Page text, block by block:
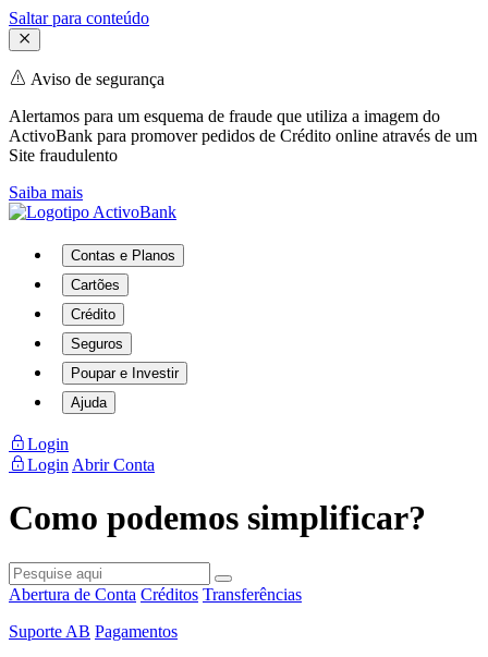
Saltar para conteúdo
Aviso de segurança
Alertamos para um esquema de fraude que utiliza a imagem do
ActivoBank para promover pedidos de Crédito online através de um
Site fraudulento
Saiba mais
Contas e Planos
Cartões
Crédito
Seguros
Poupar e Investir
Ajuda
Login
Login Abrir Conta
Como podemos simplificar?
Abertura de Conta Créditos Transferências
Suporte AB Pagamentos